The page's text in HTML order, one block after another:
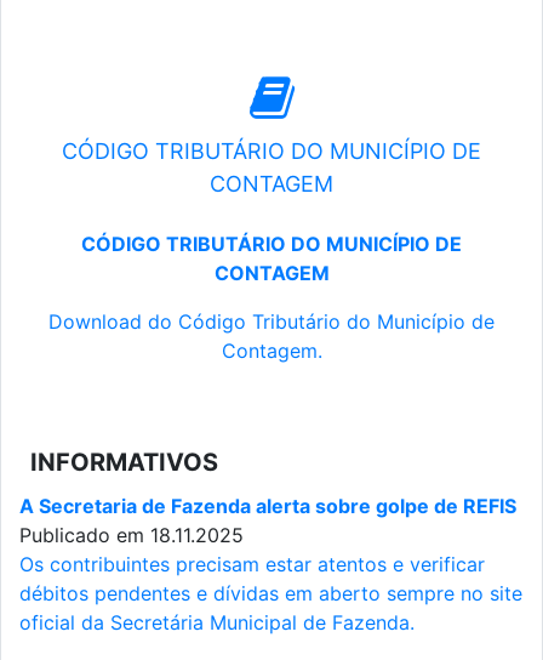
CÓDIGO TRIBUTÁRIO DO MUNICÍPIO DE
CONTAGEM
CÓDIGO TRIBUTÁRIO DO MUNICÍPIO DE
CONTAGEM
Download do Código Tributário do Município de
Contagem.
INFORMATIVOS
A Secretaria de Fazenda alerta sobre golpe de REFIS
Publicado em 18.11.2025
Os contribuintes precisam estar atentos e verificar
débitos pendentes e dívidas em aberto sempre no site
oficial da Secretária Municipal de Fazenda.